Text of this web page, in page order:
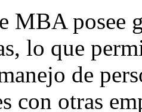
MBA posee
lo que
de
con otras